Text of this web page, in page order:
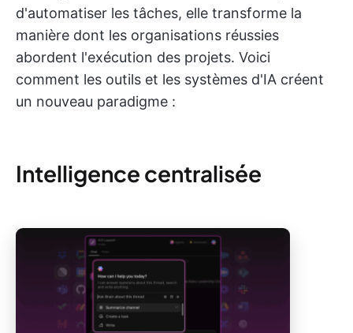
d'automatiser les tâches, elle transforme la
manière dont les organisations réussies
abordent l'exécution des projets. Voici
comment les outils et les systèmes d'IA créent
un nouveau paradigme :
Intelligence centralisée